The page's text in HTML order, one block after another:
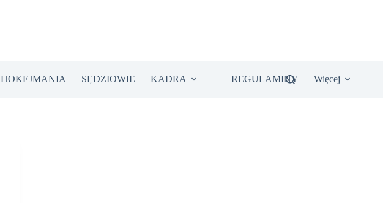
HOKEJMANIA SĘDZIOWIE KADRA REGULAMINY Więcej